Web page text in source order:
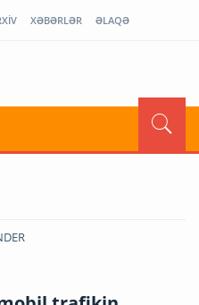
XƏBƏRLƏR ƏLAQƏ